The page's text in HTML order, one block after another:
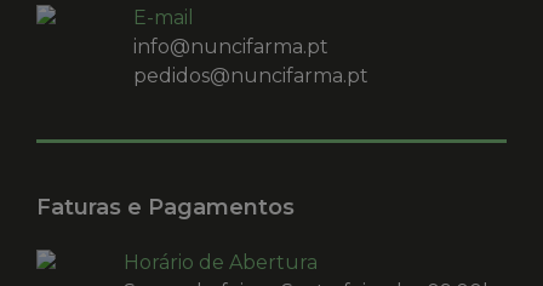
E-mail
info@nuncifarma.pt
pedidos@nuncifarma.pt
Faturas e Pagamentos
Horário de Abertura